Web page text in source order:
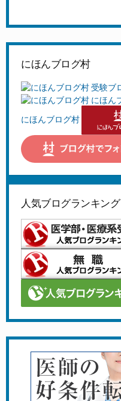
にほんブログ村
にほんブログ村
人気ブログランキング